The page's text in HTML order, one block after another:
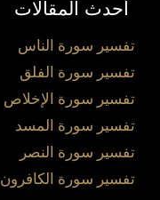
أحدث المقالات
تفسير سورة الناس
تفسير سورة الفلق
تفسير سورة الإخلاص
تفسير سورة المسد
تفسير سورة النصر
تفسير سورة الكافرون